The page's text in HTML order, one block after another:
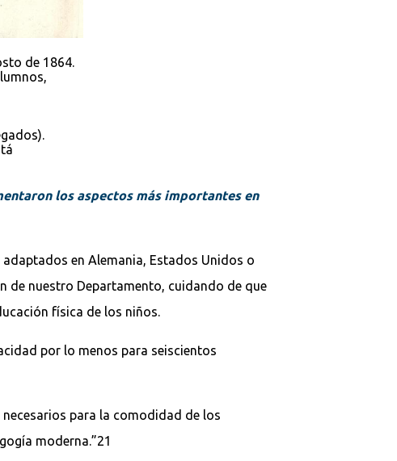
de 1864.
los aspectos más importantes en
en Alemania, Estados Unidos o
de nuestro Departamento, cuidando de que
física de los niños.
por lo menos para seiscientos
para la comodidad de los
moderna.”21